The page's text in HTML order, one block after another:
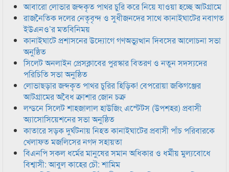
আবারো লোভার জব্দকৃত পাথর চুরি করে নিয়ে যাওয়া হচ্ছে আটগ্রামে
রাজনৈতিক দলের নেতৃবৃন্দ ও সুধীজনদের সাথে কানাইঘাটের নবাগত
ইউএনও’র মতবিনিময়
কানাইঘাটে প্রশাসনের উদ্যোগে গণঅভ্যুত্থান দিবসের আলোচনা সভা
অনুষ্ঠিত
সিলেট অনলাইন প্রেসক্লাবের পুরস্কার বিতরণ ও নতুন সদস্যদের
পরিচিতি সভা অনুষ্ঠিত
লোভাছড়ার জব্দকৃত পাথর চুরির হিড়িক! বেপরোয়া জকিগঞ্জের
আটগ্রামের অবৈধ ক্রাশার জোন চক্র
লন্ডনে সিলেট শাহজালাল হাউজিং এস্টেটস (উপশহর) প্রবাসী
অ্যাসোসিয়েশনের সভা অনুষ্ঠিত
কাতারে সড়ক দুর্ঘটনায় নিহত কানাইঘাটের প্রবাসী পাঁচ পরিবারকে
খেলাফত মজলিসের নগদ সহায়তা
বিএনপি সকল ধর্মের মানুষের সমান অধিকার ও ধর্মীয় মুল্যবোধে
বিশ্বাসী: আবুল কাহের চৌ: শামিম